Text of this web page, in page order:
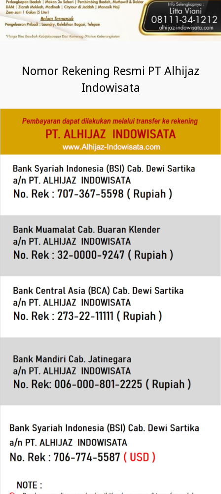
Nomor Rekening Resmi PT Alhijaz
Indowisata